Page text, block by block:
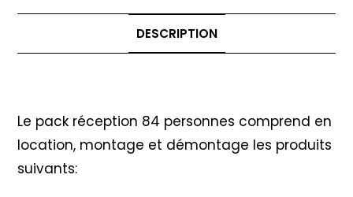
Parquet
DESCRIPTION
Le pack réception 84 personnes comprend en
location, montage et démontage les produits
suivants: